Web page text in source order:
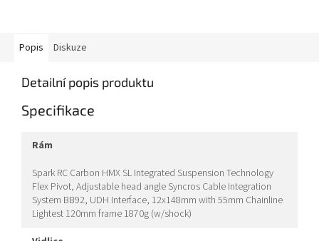
Popis Diskuze
Detailní popis produktu
Specifikace
rám
Spark RC Carbon HMX SL Integrated Suspension Technology
Flex Pivot, Adjustable head angle Syncros Cable Integration
System BB92, UDH Interface, 12x148mm with 55mm Chainline
Lightest 120mm frame 1870g (w/shock)